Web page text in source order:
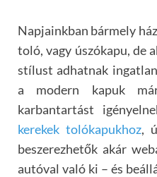
Napjainkban bármely
toló, vagy úszókapu, de
stílust adhatnak
a modern kapuk
karbantartást
kerekek tolókapukhoz,
beszerezhetők akár
autóval való ki – és